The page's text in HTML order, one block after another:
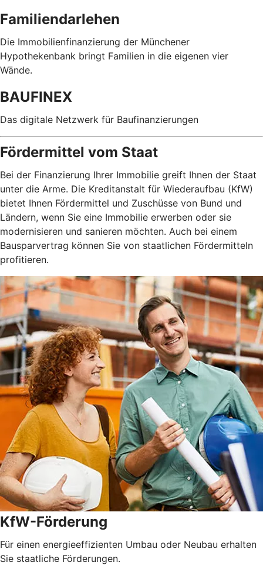
Familiendarlehen
Die Immobilienfinanzierung der Münchener
Hypothekenbank bringt Familien in die eigenen vier
Wände.
BAUFINEX
Das digitale Netzwerk für Baufinanzierungen
Fördermittel vom Staat
Bei der Finanzierung Ihrer Immobilie greift Ihnen der Staat
unter die Arme. Die Kreditanstalt für Wiederaufbau (KfW)
bietet Ihnen Fördermittel und Zuschüsse von Bund und
Ländern, wenn Sie eine Immobilie erwerben oder sie
modernisieren und sanieren möchten. Auch bei einem
Bausparvertrag können Sie von staatlichen Fördermitteln
profitieren.
KfW-Förderung
Für einen energieeffizienten Umbau oder Neubau erhalten
Sie staatliche Förderungen.